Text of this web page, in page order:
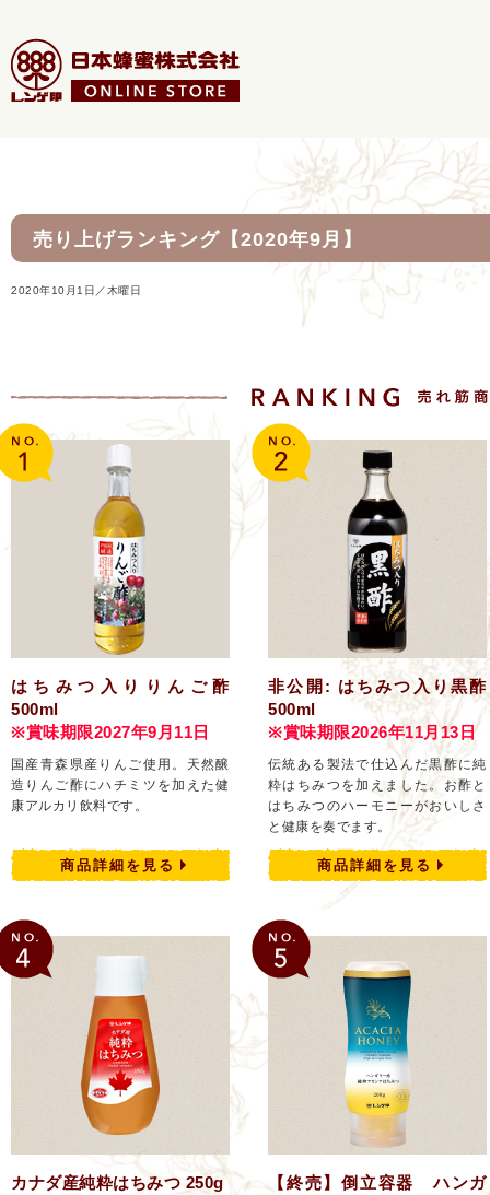
売り上げランキング【2020年9月】
2020年10月1日／木曜日
はちみつ入りりんご酢
500ml
※賞味期限2027年9月11日
国産青森県産りんご使用。天然醸
造りんご酢にハチミツを加えた健
康アルカリ飲料です。
商品詳細を見る
非公開: はちみつ入り黒酢
500ml
※賞味期限2026年11月13日
伝統ある製法で仕込んだ黒酢に純
粋はちみつを加えました。お酢と
はちみつのハーモニーがおいしさ
と健康を奏でます。
商品詳細を見る
カナダ産純粋はちみつ 250g
【終売】倒立容器 ハンガ